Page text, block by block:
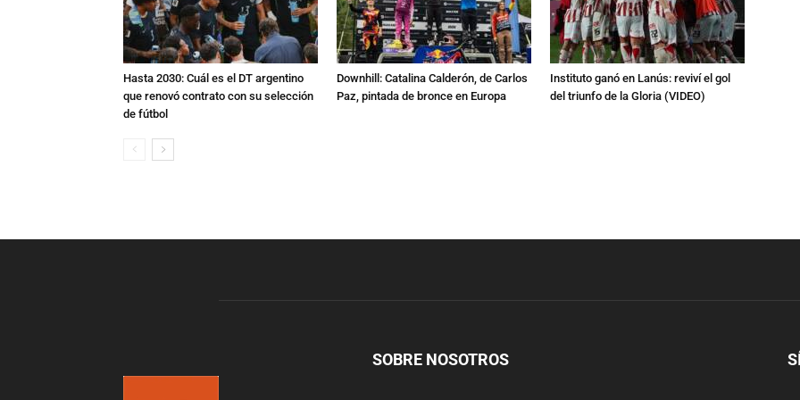
Hasta 2030: Cuál es el DT argentino
que renovó contrato con su selección
de fútbol
Downhill: Catalina Calderón, de Carlos
Paz, pintada de bronce en Europa
Instituto ganó en Lanús: reviví el gol
del triunfo de la Gloria (VIDEO)
SOBRE NOSOTROS